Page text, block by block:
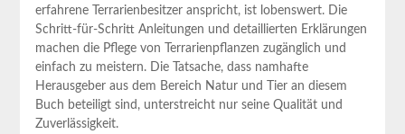
erfahrene Terrarienbesitzer⁣ anspricht, ist lobenswert. Die
Schritt-für-Schritt Anleitungen und detaillierten Erklärungen
machen die Pflege von Terrarienpflanzen zugänglich und
einfach zu meistern. Die Tatsache, dass namhafte
Herausgeber⁢ aus dem Bereich Natur‌ und Tier an diesem
Buch beteiligt ⁤sind, unterstreicht nur seine Qualität und
Zuverlässigkeit.